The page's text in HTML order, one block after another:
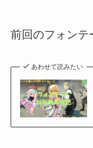
前回のフォンテ
あわせて読みたい